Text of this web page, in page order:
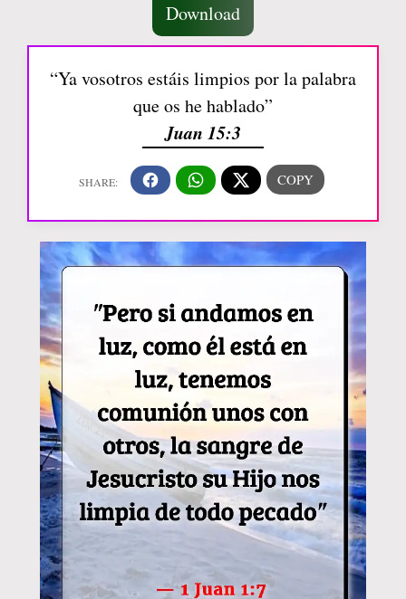
Download
“Ya vosotros estáis limpios por la palabra
que os he hablado”
Juan 15:3